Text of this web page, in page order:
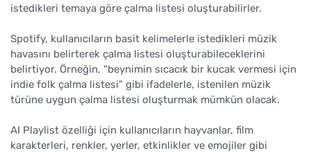
istedikleri temaya göre çalma listesi oluşturabilirler.
Spotify, kullanıcıların basit kelimelerle istedikleri müzik
havasını belirterek çalma listesi oluşturabileceklerini
belirtiyor. Örneğin, "beynimin sıcacık bir kucak vermesi için
indie folk çalma listesi" gibi ifadelerle, istenilen müzik
türüne uygun çalma listesi oluşturmak mümkün olacak.
AI Playlist özelliği için kullanıcıların hayvanlar, film
karakterleri, renkler, yerler, etkinlikler ve emojiler gibi